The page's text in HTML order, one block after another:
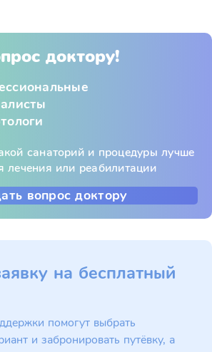
доктору!
санаторий и процедуры лучше
лечения или реабилитации
вопрос доктору
на бесплатный
помогут выбрать
и забронировать путёвку, а